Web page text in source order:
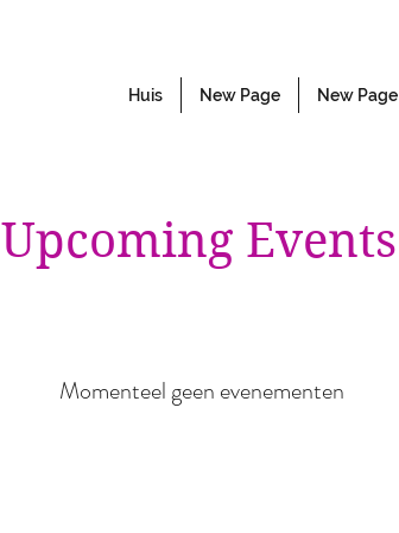
Huis New Page New Page
Upcoming Events
Momenteel geen evenementen